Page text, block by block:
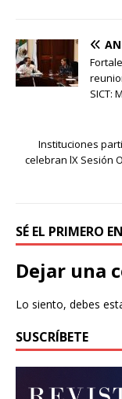
SICT:
Instituciones
celebran lX Sesión
SÉ EL PRIMERO
Dejar una
Lo siento, debes
SUSCRÍBETE